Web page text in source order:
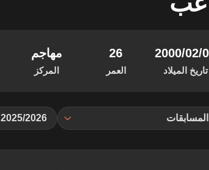
05‏/
تاريخ الميلاد
26
العمر
مهاجم
المركز
2025/2026